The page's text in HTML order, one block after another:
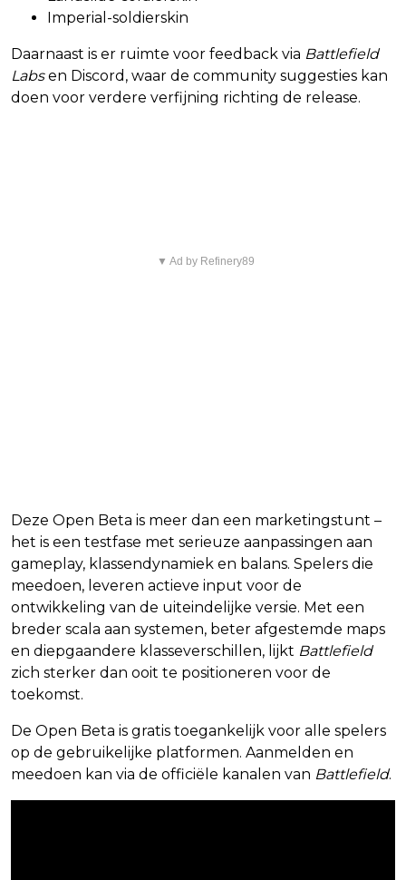
Imperial-soldierskin
Daarnaast is er ruimte voor feedback via Battlefield
Labsen Discord, waar de community suggesties kan
doen voor verdere verfijning richting de release.
▼ Ad by Refinery89
Deze Open Beta is meer dan een marketingstunt –
het is een testfase met serieuze aanpassingen aan
gameplay, klassendynamiek en balans. Spelers die
meedoen, leveren actieve input voor de
ontwikkeling van de uiteindelijke versie. Met een
breder scala aan systemen, beter afgestemde maps
en diepgaandere klasseverschillen, lijkt Battlefield
zich sterker dan ooit te positioneren voor de
toekomst.
De Open Beta is gratis toegankelijk voor alle spelers
op de gebruikelijke platformen. Aanmelden en
meedoen kan via de officiële kanalen van Battlefield.